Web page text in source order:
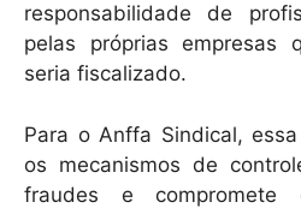
responsabilidade de
pelas próprias empresas
seria fiscalizado.
Para o Anffa Sindical,
os mecanismos de
fraudes e compromete